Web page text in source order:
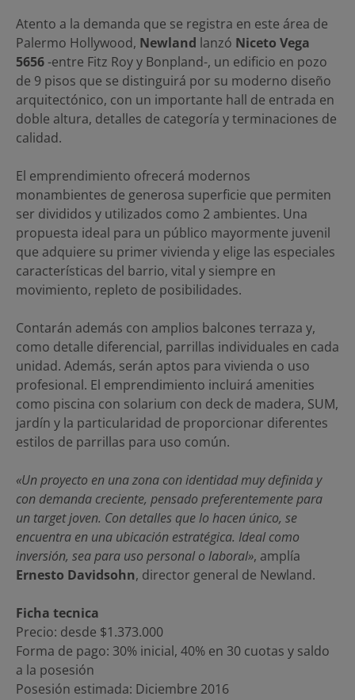
Atento a la demanda que se registra en este área de
Palermo Hollywood, Newland lanzó Niceto Vega
5656-entre Fitz Roy y Bonpland-, un edificio en pozo
de 9 pisos que se distinguirá por su moderno diseño
arquitectónico, con un importante hall de entrada en
doble altura, detalles de categoría y terminaciones de
calidad.
El emprendimiento ofrecerá modernos
monambientes de generosa superficie que permiten
ser divididos y utilizados como 2 ambientes. Una
propuesta ideal para un público mayormente juvenil
que adquiere su primer vivienda y elige las especiales
características del barrio, vital y siempre en
movimiento, repleto de posibilidades.
Contarán además con amplios balcones terraza y,
como detalle diferencial, parrillas individuales en cada
unidad. Además, serán aptos para vivienda o uso
profesional. El emprendimiento incluirá amenities
como piscina con solarium con deck de madera, SUM,
jardín y la particularidad de proporcionar diferentes
estilos de parrillas para uso común.
«Un proyecto en una zona con identidad muy definida y
con demanda creciente, pensado preferentemente para
un target joven. Con detalles que lo hacen único, se
encuentra en una ubicación estratégica. Ideal como
inversión, sea para uso personal o laboral», amplía
Ernesto Davidsohn, director general de Newland.
Ficha tecnica
Precio: desde $1.373.000
Forma de pago: 30% inicial, 40% en 30 cuotas y saldo
a la posesión
Posesión estimada: Diciembre 2016